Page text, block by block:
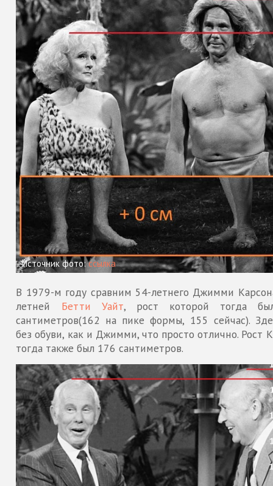
Источник фото:ссылка
В 1979-м году сравним 54-летнего Джимми
летней Бетти Уайт, рост которой тогда
сантиметров(162 на пике формы, 155 сейчас).
без обуви, как и Джимми, что просто отлично. Рост
тогда также был 176 сантиметров.